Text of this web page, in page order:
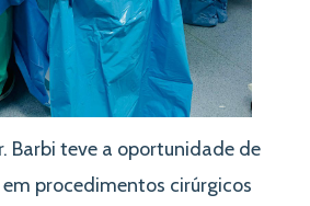
Barbi teve a oportunidade de
procedimentos cirúrgicos